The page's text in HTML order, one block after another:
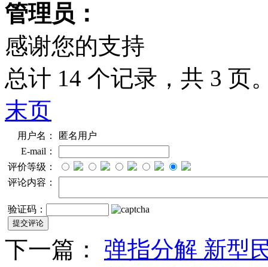
管理员：
感谢您的支持
总计 14 个记录，共 3 页
末页
用户名：
匿名用户
E-mail：
评价等级：
评论内容：
验证码：
下一篇： 弹指分解 新型